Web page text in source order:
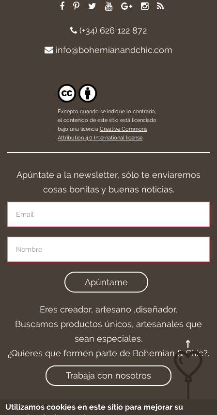
(+34) 626 122 872
info@bohemianandchic.com
Excepto cuando se indique lo contrario,
el contenido de este sitio está licenciado
bajo una licencia Creative Commons
Attribution 4.0 International license.
Apúntate a la newsletter, sólo te enviaremos
cosas bonitas y buenas noticias.
Apúntame
Eres creador, artesano ,diseñador.
Buscamos productos únicos, artesanales que
sean especiales.
¿Quieres que formen parte de Bohemian & Chic?.
Trabaja con nosotros
Utilizamos cookies en este sitio para mejorar su